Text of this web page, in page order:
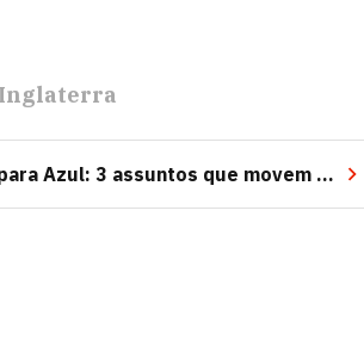
Inglaterra
Azul: 3 assuntos que movem o